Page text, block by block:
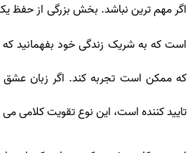
اگر مهم ترین نباشد. بخش بزرگی از حفظ
است که به شریک زندگی خود بفهمانید
که ممکن است تجربه کند. اگر زبان
تایید کننده است، این نوع تقویت کلامی می